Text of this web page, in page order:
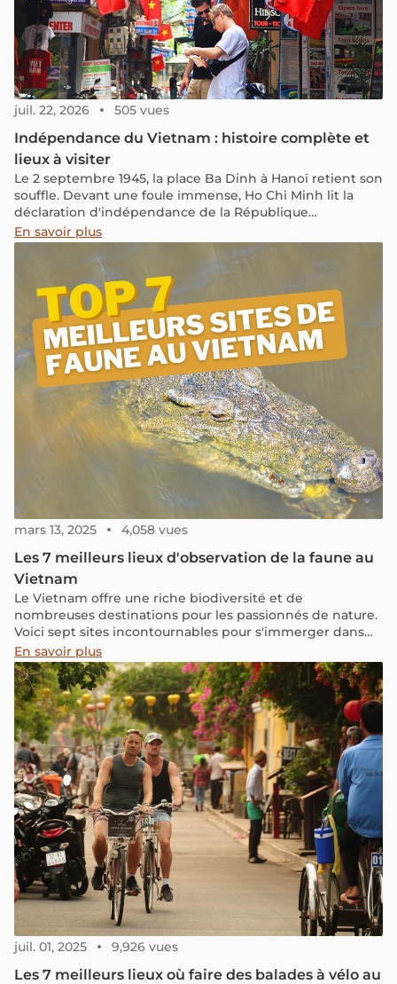
juil. 22, 2026 505 vues
Indépendance du Vietnam : histoire complète et
lieux à visiter
Le 2 septembre 1945, la place Ba Dinh à Hanoï retient son
souffle. Devant une foule immense, Ho Chi Minh lit la
déclaration d'indépendance de la République
démocratique du Vietnam. Cet acte solennel vient
couronner la Révolution d'Août et tire un trait sur plus de
80 ans de présence française.
En savoir plus
mars 13, 2025 4,058 vues
Les 7 meilleurs lieux d'observation de la faune au
Vietnam
Le Vietnam offre une riche biodiversité et de
nombreuses destinations pour les passionnés de nature.
Voici sept sites incontournables pour s'immerger dans
les merveilles naturelles du pays.
En savoir plus
juil. 01, 2025 9,926 vues
Les 7 meilleurs lieux où faire des balades à vélo au